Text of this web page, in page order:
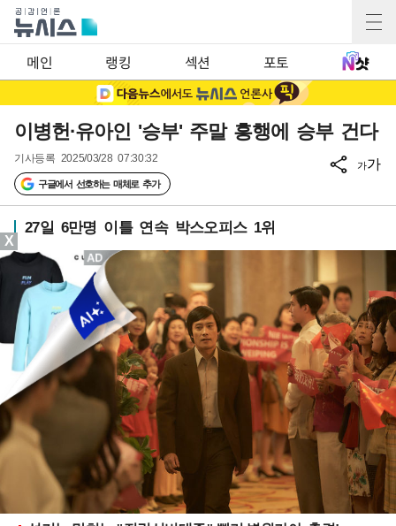
메인 랭킹 섹션 포토
이병헌·유아인 '승부' 주말 흥행에 승부 건다
기사등록 2025/03/28 07:30:32
구글에서 선호하는 매체로 추가
가가
27일 6만명 이틀 연속 박스오피스 1위
X